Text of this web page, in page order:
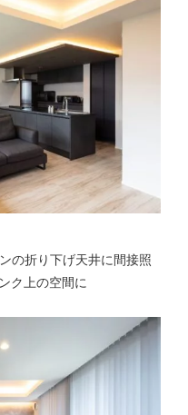
の折り下げ天井に間接照
ク上の空間に